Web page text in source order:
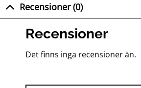
Recensioner (0)
Recensioner
Det finns inga recensioner än.